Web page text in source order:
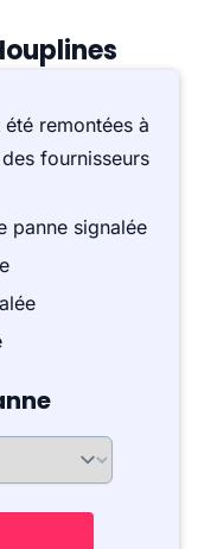
remontées à
fournisseurs
panne signalée